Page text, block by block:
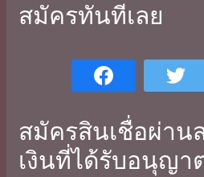
สมัครทันทีเลย
สมัครสินเชื่อผ่าน
เงินที่ได้รับอนุญา